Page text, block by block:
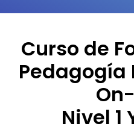
Curso de
Pedagogía
Nivel 1